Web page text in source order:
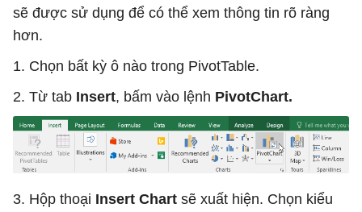
sẽ được sử dụng để có thể xem thông tin rõ ràng
hơn.
1. Chọn bất kỳ ô nào trong PivotTable.
2. Từ tab Insert, bấm vào lệnh PivotChart.
3. Hộp thoại Insert Chart sẽ xuất hiện. Chọn kiểu